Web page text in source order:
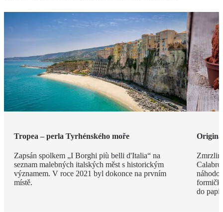
Tropea – perla Tyrhénského moře
Zapsán spolkem „I Borghi più belli d'Italia“ na
seznam malebných italských měst s historickým
významem. V roce 2021 byl dokonce na prvním
místě.
do